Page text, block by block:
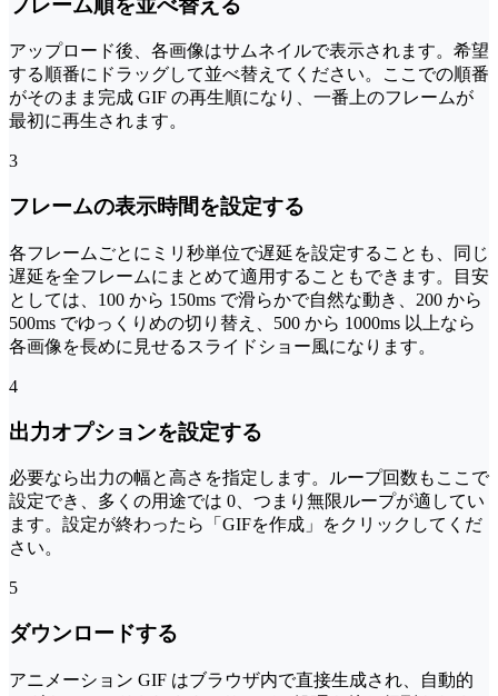
アップロード後、各画像はサムネイルで表示されます。希望
する順番にドラッグして並べ替えてください。ここでの順番
がそのまま完成 GIF の再生順になり、一番上のフレームが
最初に再生されます。
3
フレームの表示時間を設定する
各フレームごとにミリ秒単位で遅延を設定することも、同じ
遅延を全フレームにまとめて適用することもできます。目安
としては、100 から 150ms で滑らかで自然な動き、200 から
500ms でゆっくりめの切り替え、500 から 1000ms 以上なら
各画像を長めに見せるスライドショー風になります。
4
出力オプションを設定する
必要なら出力の幅と高さを指定します。ループ回数もここで
設定でき、多くの用途では 0、つまり無限ループが適してい
ます。設定が終わったら「GIFを作成」をクリックしてくだ
さい。
5
ダウンロードする
アニメーション GIF はブラウザ内で直接生成され、自動的